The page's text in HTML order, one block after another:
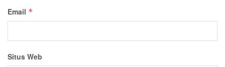
Email *
Situs Web